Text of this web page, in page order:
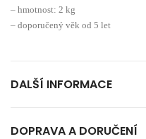
– hmotnost: 2 kg
– doporučený věk od 5 let
DALŠÍ INFORMACE
DOPRAVA A DORUČENÍ